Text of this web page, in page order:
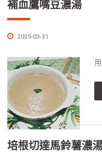
補血鷹嘴豆濃湯
2025-03-31
培根切達馬鈴薯濃